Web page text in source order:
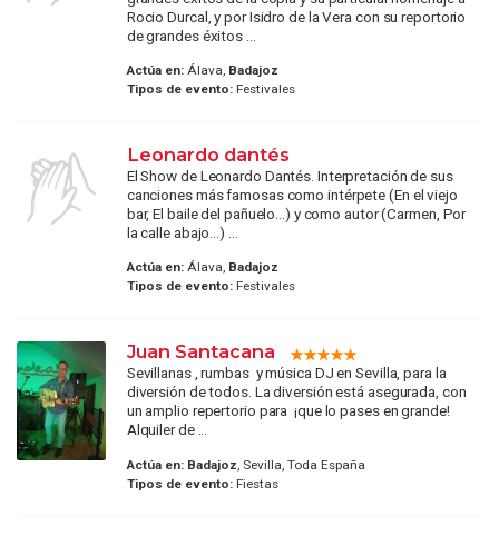
Rocio Durcal, y por Isidro de la Vera con su reportorio
de grandes éxitos ...
Actúa en:Álava, Badajoz
Tipos de evento:Festivales
Leonardo dantés
El Show de Leonardo Dantés. Interpretación de sus
canciones más famosas como intérpete (En el viejo
bar, El baile del pañuelo...) y como autor (Carmen, Por
la calle abajo...) ...
Actúa en:Álava, Badajoz
Tipos de evento:Festivales
Juan Santacana
Sevillanas , rumbas y música DJ en Sevilla, para la
diversión de todos. La diversión está asegurada, con
un amplio repertorio para ¡que lo pases en grande!
Alquiler de ...
Actúa en: Badajoz , Sevilla, Toda España
Tipos de evento:Fiestas